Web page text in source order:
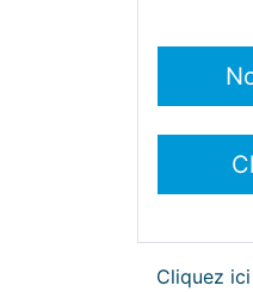
Cliquez